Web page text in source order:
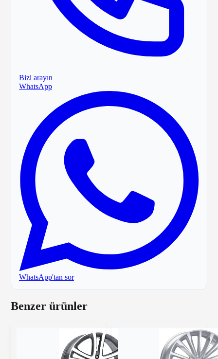
Bizi arayın
WhatsApp
WhatsApp'tan sor
Benzer ürünler